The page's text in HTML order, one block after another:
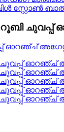
സ്റ്റോൺ
റൂബി